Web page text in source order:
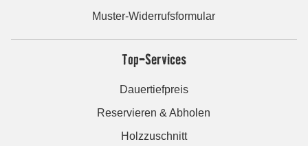
Muster-Widerrufsformular
Top-Services
Dauertiefpreis
Reservieren & Abholen
Holzzuschnitt